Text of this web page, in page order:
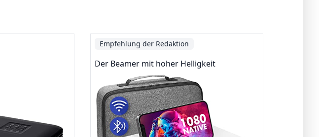
Empfehlung der Redaktion
Der Beamer mit hoher Helligkeit